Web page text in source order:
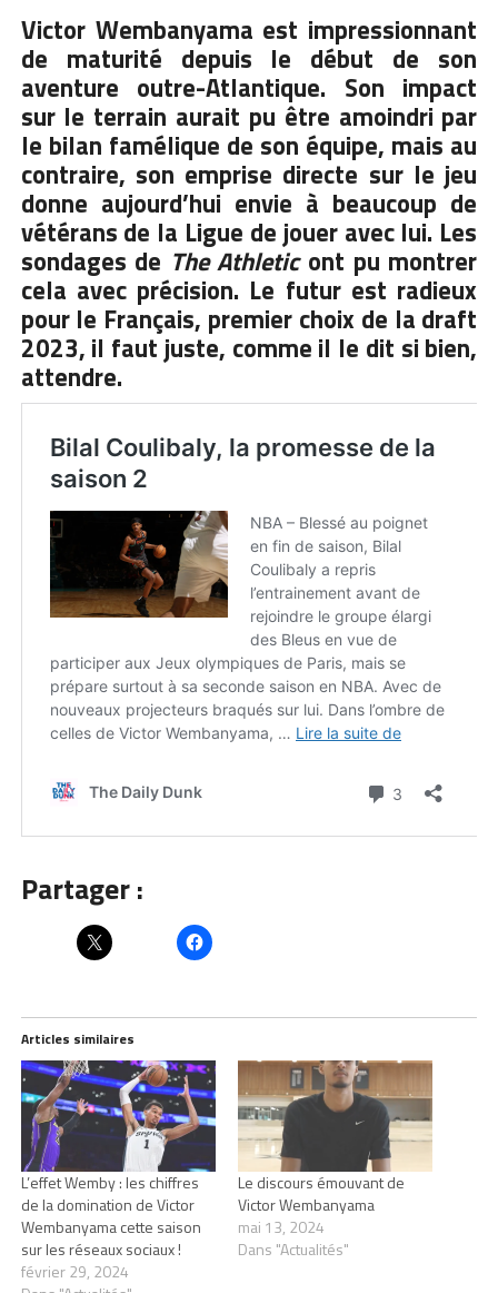
Victor Wembanyama est impressionnant
de maturité depuis le début de son
aventure outre-Atlantique. Son impact
sur le terrain aurait pu être amoindri par
le bilan famélique de son équipe, mais au
contraire, son emprise directe sur le jeu
donne aujourd’hui envie à beaucoup de
vétérans de la Ligue de jouer avec lui. Les
sondages de The Athleticont pu montrer
cela avec précision. Le futur est radieux
pour le Français, premier choix de la draft
2023, il faut juste, comme il le dit si bien,
attendre.
Partager :
Articles similaires
L’effet Wemby : les chiffres
de la domination de Victor
Wembanyama cette saison
sur les réseaux sociaux !
février 29, 2024
Le discours émouvant de
Victor Wembanyama
mai 13, 2024
Dans "Actualités"